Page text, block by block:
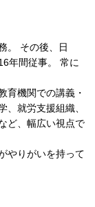
。 その後、日
年間従事。 常に
育機関での講義・
、就労支援組織、
ど、幅広い視点で
やりがいを持って